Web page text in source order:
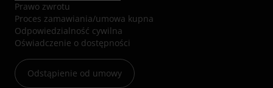
Prawo zwrotu
Proces zamawiania/umowa kupna
Odpowiedzialność cywilna
Oświadczenie o dostępności
Odstąpienie od umowy